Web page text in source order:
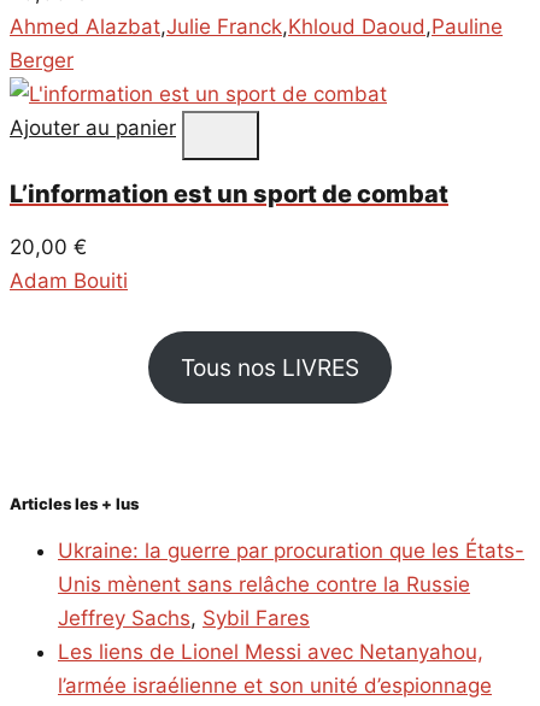
Ahmed Alazbat,Julie Franck,Khloud Daoud,Pauline
Berger
Ajouter au panier
L’information est un sport de combat
20,00 €
Adam Bouiti
Tous nos LIVRES
Articles les + lus
Ukraine: la guerre par procuration que les États-
Unis mènent sans relâche contre la Russie
Jeffrey Sachs, Sybil Fares
Les liens de Lionel Messi avec Netanyahou,
l’armée israélienne et son unité d’espionnage